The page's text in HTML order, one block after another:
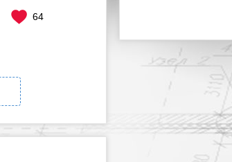
64